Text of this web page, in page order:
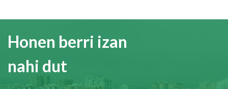
Honen berri izan
nahi dut